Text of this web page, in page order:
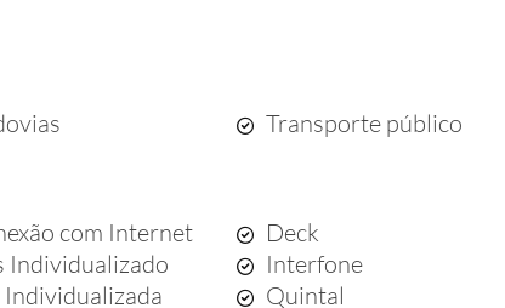
Transporte público
com Internet
Deck
Individualizado
Interfone
Individualizada
Quintal